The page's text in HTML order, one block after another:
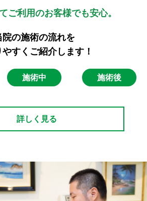
ご利用のお客様でも安心。
院の施術の流れを
すくご紹介します！
施術中 施術後
詳しく見る